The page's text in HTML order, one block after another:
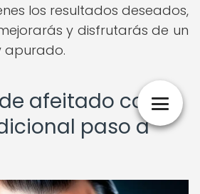
los resultados deseados,
y disfrutarás de un
apurado.
afeitado con
paso a